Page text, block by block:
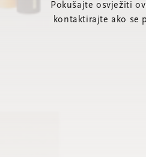
Pokušajte osvježiti
kontaktirajte ako se